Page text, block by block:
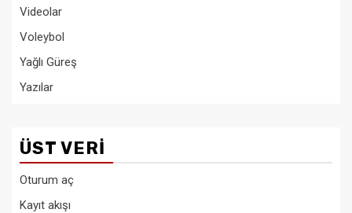
Videolar
Voleybol
Yağlı Güreş
Yazılar
ÜST VERI
Oturum aç
Kayıt akışı